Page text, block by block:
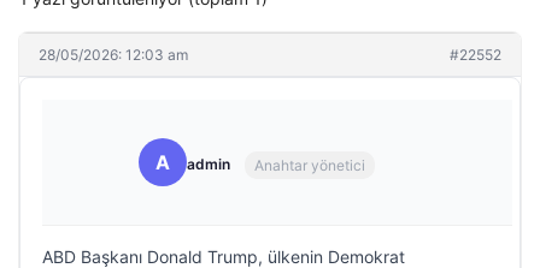
28/05/2026: 12:03 am #22552
A admin Anahtar yönetici
ABD Başkanı Donald Trump, ülkenin Demokrat